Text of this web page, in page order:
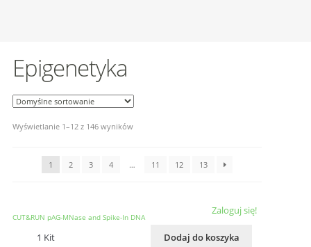
Epigenetyka
Wyświetlanie 1–12 z 146 wyników
1 2 3 4 … 11 12 13
CUT&RUN pAG-MNase and Spike-In DNA
1 Kit
Zaloguj się!
Dodaj do koszyka